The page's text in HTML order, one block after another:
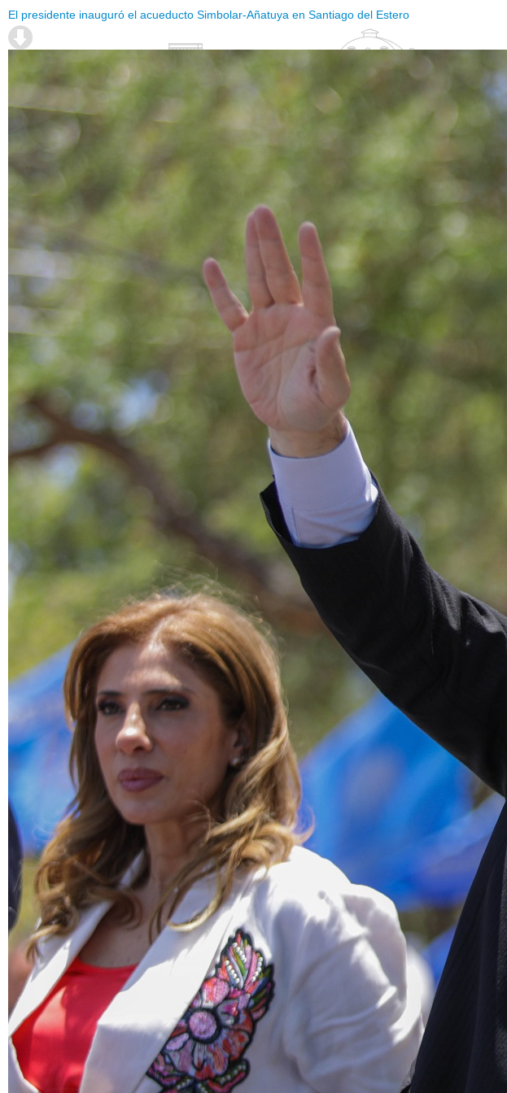
El presidente inauguró el acueducto Simbolar-Añatuya en Santiago del Estero